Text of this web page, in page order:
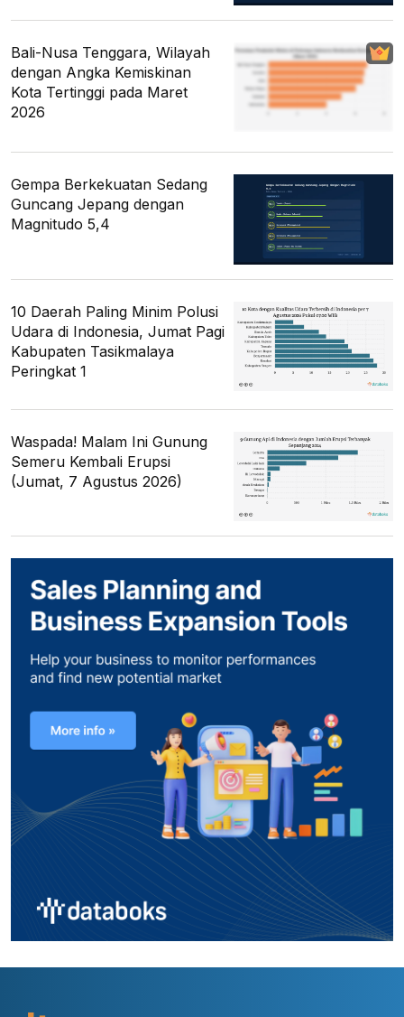
Bali-Nusa Tenggara, Wilayah
dengan Angka Kemiskinan
Kota Tertinggi pada Maret
2026
Gempa Berkekuatan Sedang
Guncang Jepang dengan
Magnitudo 5,4
10 Daerah Paling Minim Polusi
Udara di Indonesia, Jumat Pagi
Kabupaten Tasikmalaya
Peringkat 1
Waspada! Malam Ini Gunung
Semeru Kembali Erupsi
(Jumat, 7 Agustus 2026)